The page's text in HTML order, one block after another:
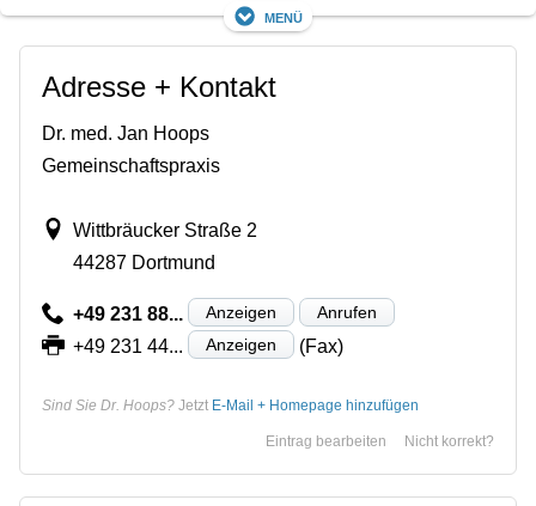
Menü
Adresse + Kontakt
Dr. med. Jan Hoops
Gemeinschaftspraxis
Wittbräucker Straße 2
44287 Dortmund
+49 231 88... Anzeigen Anrufen
+49 231 44... Anzeigen (Fax)
Sind Sie Dr. Hoops? Jetzt E-Mail + Homepage hinzufügen
Nicht korrekt?
Eintrag bearbeiten